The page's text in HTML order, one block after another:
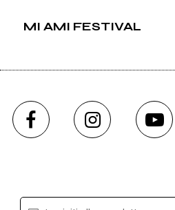
MI AMI FESTIVAL